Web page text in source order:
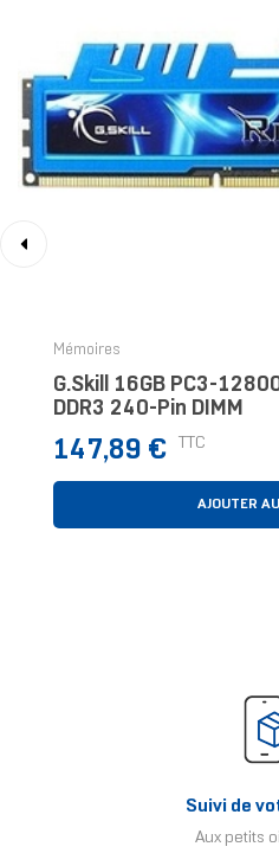
Mémoires
G.Skill 16GB PC3-
DDR3 240-Pin DIMM
Prix
147,89 € TTC
AJOUTER
Suivi de
Aux petits